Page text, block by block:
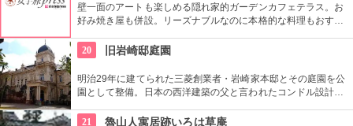
壁一面のアートも楽しめる隠れ家的ガーデンカフェテラス。お
好み焼き屋も併設。リーズナブルなのに本格的な料理もおすす
20
旧岩崎邸庭園
明治29年に建てられた三菱創業者・岩崎家本邸とその庭園を公
園として整備。日本の西洋建築の父と言われたコンドル設計の
文化財にもなっている。
21 魯山人寓居跡いろは草庵